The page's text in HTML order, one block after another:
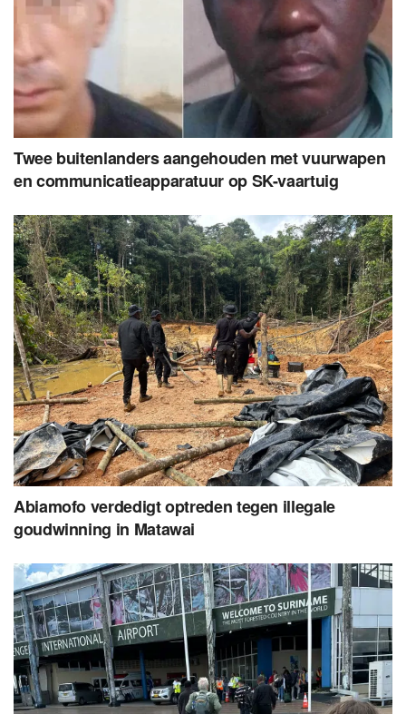
Twee buitenlanders aangehouden met vuurwapen
en communicatieapparatuur op SK-vaartuig
Abiamofo verdedigt optreden tegen illegale
goudwinning in Matawai